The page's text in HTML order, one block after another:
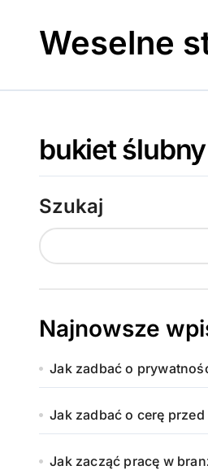
contentWeselne
bukiet ślubny
Szukaj
Najnowsze
Jak zadbać o
Jak zadbać o cerę przed
Jak zacząć pracę w